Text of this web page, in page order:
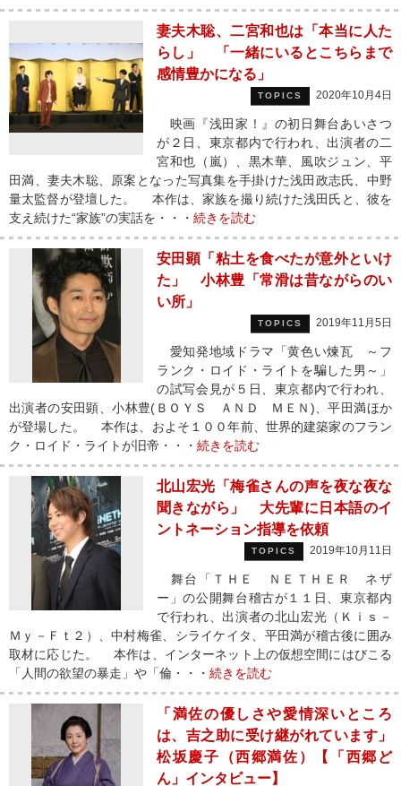
妻夫木聡、二宮和也は「本当に人た
らし」 「一緒にいるとこちらまで
感情豊かになる」
TOPICS 2020年10月4日
映画『浅田家！』の初日舞台あいさつ
が２日、東京都内で行われ、出演者の二
宮和也（嵐）、黒木華、風吹ジュン、平
田満、妻夫木聡、原案となった写真集を手掛けた浅田政志氏、中野
量太監督が登壇した。 本作は、家族を撮り続けた浅田氏と、彼を
支え続けた“家族”の実話を・・・ 続きを読む
安田顕「粘土を食べたが意外といけ
た」 小林豊「常滑は昔ながらのい
い所」
TOPICS 2019年11月5日
愛知発地域ドラマ「黄色い煉瓦 ～フ
ランク・ロイド・ライトを騙した男～」
の試写会見が５日、東京都内で行われ、
出演者の安田顕、小林豊(ＢＯＹＳ ＡＮＤ ＭＥＮ)、平田満ほか
が登場した。 本作は、およそ１００年前、世界的建築家のフラン
ク・ロイド・ライトが旧帝・・・ 続きを読む
北山宏光「梅雀さんの声を夜な夜な
聞きながら」 大先輩に日本語のイ
ントネーション指導を依頼
TOPICS 2019年10月11日
舞台「ＴＨＥ ＮＥＴＨＥＲ ネザ
ー」の公開舞台稽古が１１日、東京都内
で行われ、出演者の北山宏光（Ｋｉｓ－
Ｍｙ－Ｆｔ２）、中村梅雀、シライケイタ、平田満が稽古後に囲み
取材に応じた。 本作は、インターネット上の仮想空間にはびこる
「人間の欲望の暴走」や「倫・・・ 続きを読む
「満佐の優しさや愛情深いところ
は、吉之助に受け継がれています」
松坂慶子（西郷満佐）【「西郷ど
ん」インタビュー】